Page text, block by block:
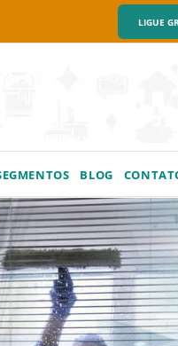
LIGUE
BLOG